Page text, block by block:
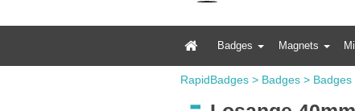
Badges Magnets
RapidBadges > Badges > Badges